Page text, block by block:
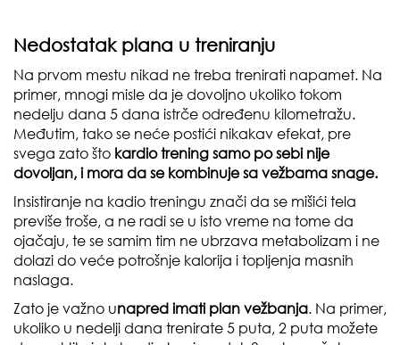
Nedostatak plana u treniranju
Na prvom mestu nikad ne treba trenirati napamet. Na
primer, mnogi misle da je dovoljno ukoliko tokom
nedelju dana 5 dana istrče određenu kilometražu.
Međutim, tako se neće postići nikakav efekat, pre
svega zato što kardio trening samo po sebi nije
dovoljan, i mora da se kombinuje sa vežbama snage.
Insistiranje na kadio treningu znači da se mišići tela
previše troše, a ne radi se u isto vreme na tome da
ojačaju, te se samim tim ne ubrzava metabolizam i ne
dolazi do veće potrošnje kalorija i topljenja masnih
naslaga.
Zato je važno unapred imati plan vežbanja. Na primer,
ukoliko u nedelji dana trenirate 5 puta, 2 puta možete